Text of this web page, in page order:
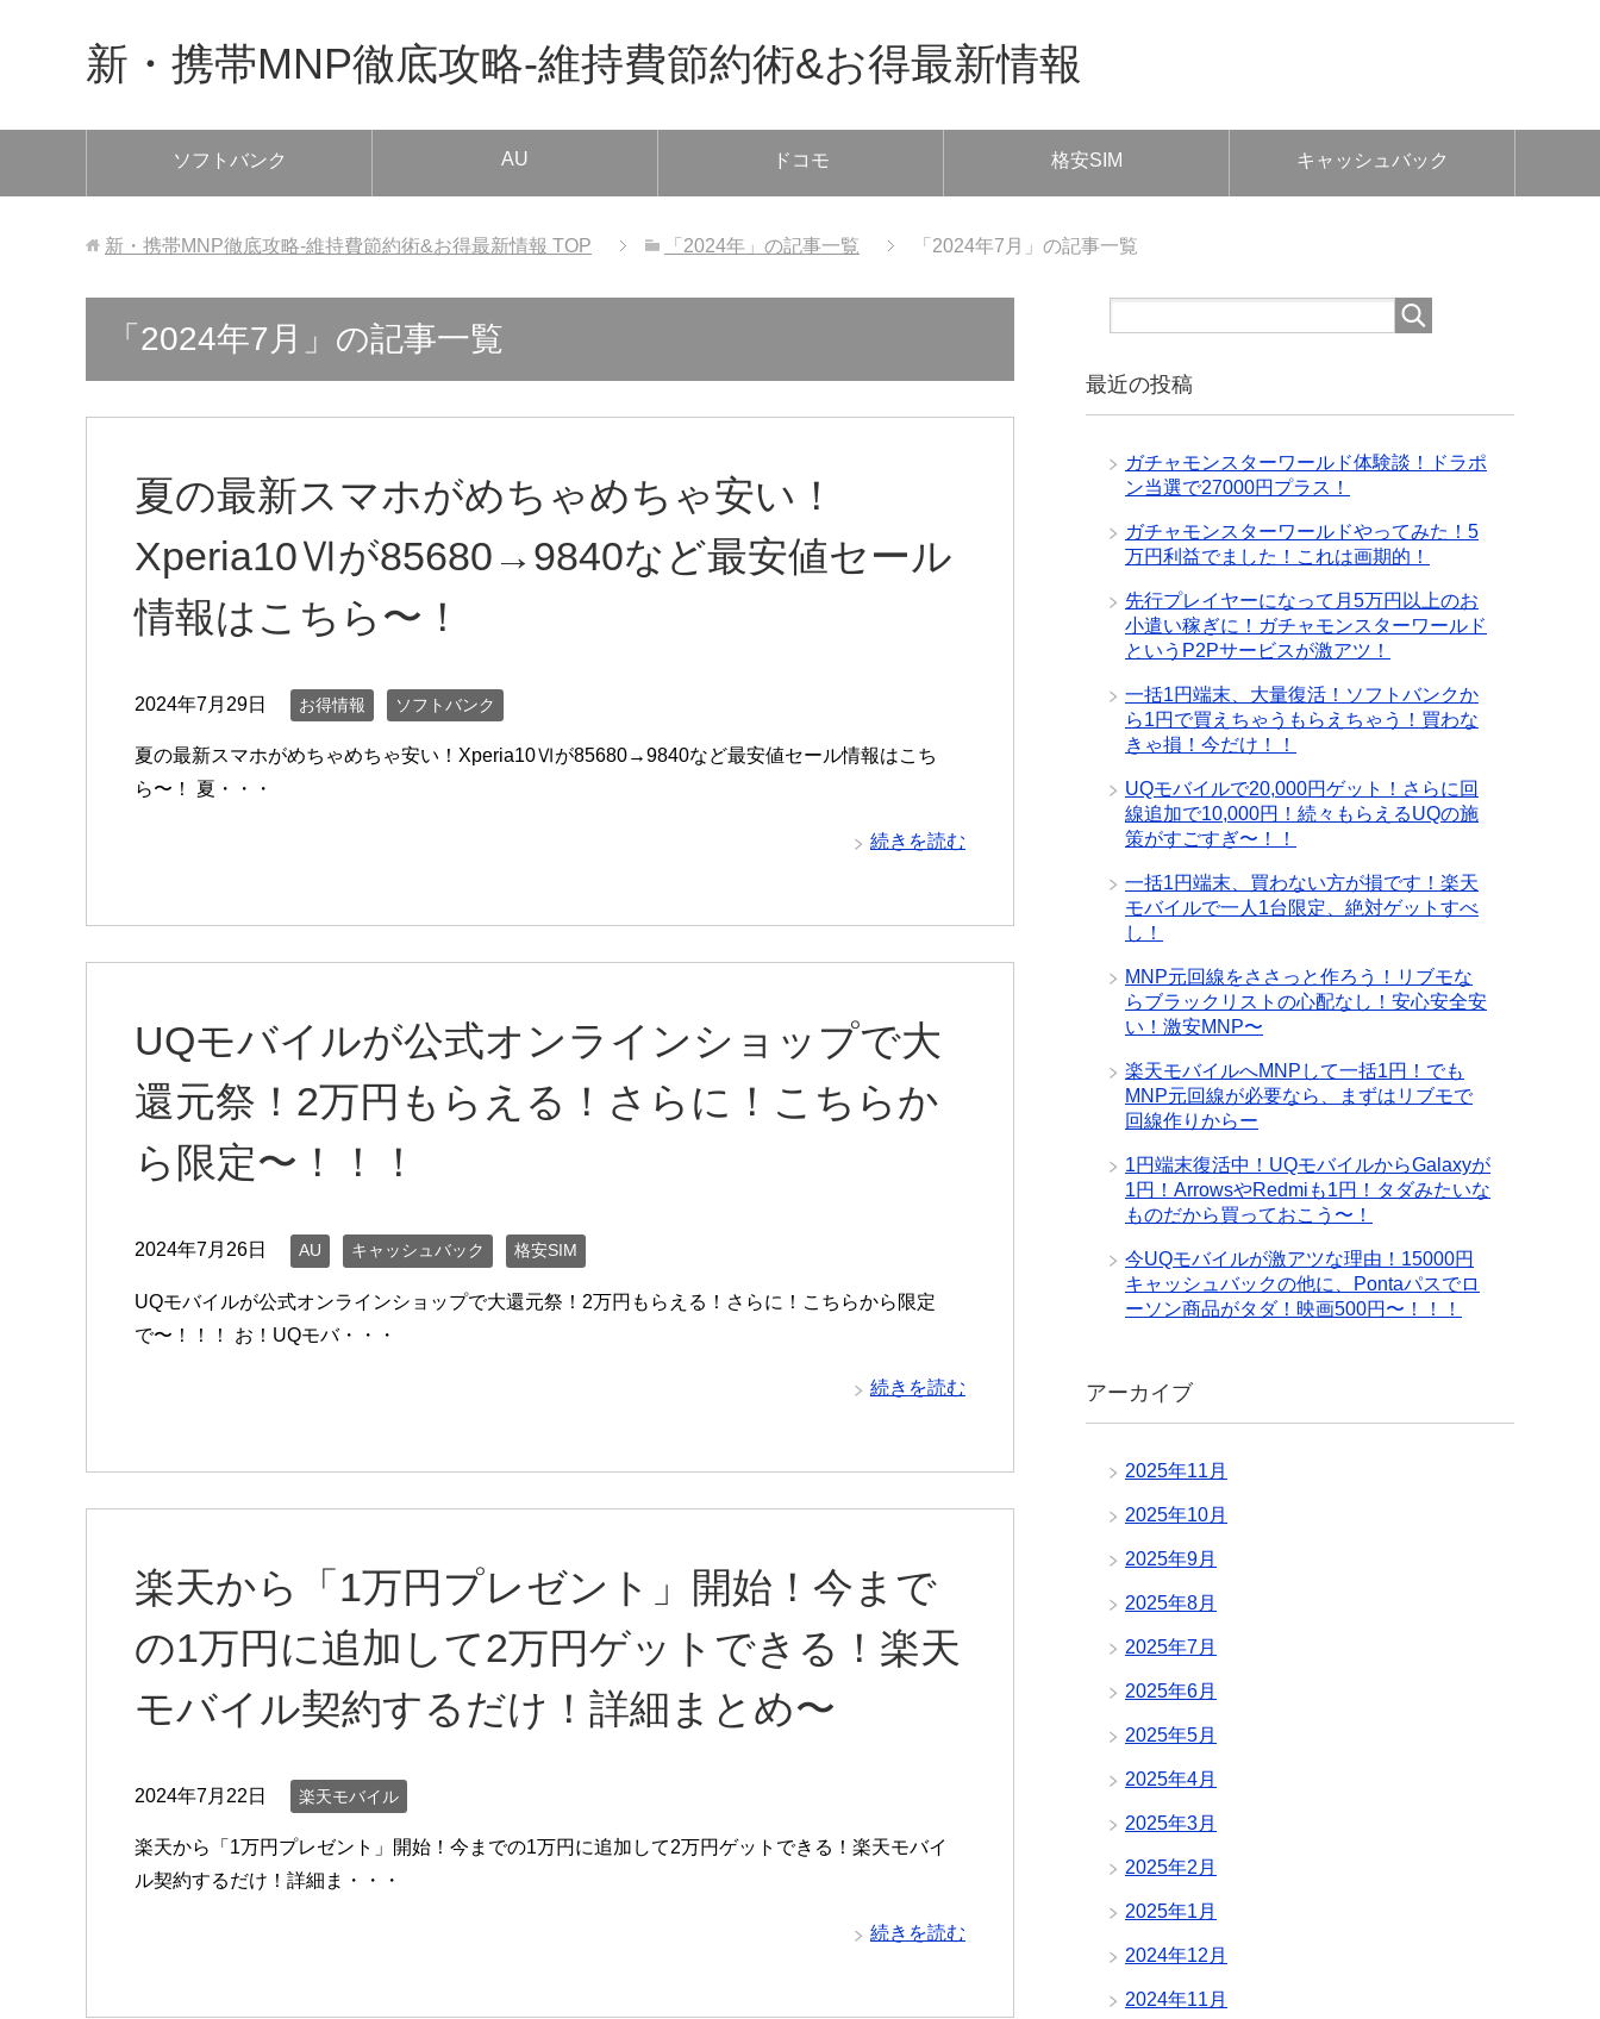
新・携帯MNP徹底攻略-維持費節約術&お得最新情報
ソフトバンク AU ドコモ 格安SIM キャッシュバック
新・携帯MNP徹底攻略-維持費節約術&お得最新情報 TOP 「2024年」の記事一覧 「2024年7月」の記事一覧
「2024年7月」の記事一覧
夏の最新スマホがめちゃめちゃ安い！
Xperia10Ⅵが85680→9840など最安値セール
情報はこちら〜！
2024年7月29日 お得情報 ソフトバンク
夏の最新スマホがめちゃめちゃ安い！Xperia10Ⅵが85680→9840など最安値セール情報はこち
ら〜！ 夏・・・
続きを読む
UQモバイルが公式オンラインショップで大
還元祭！2万円もらえる！さらに！こちらか
ら限定〜！！！
2024年7月26日 AU キャッシュバック 格安SIM
UQモバイルが公式オンラインショップで大還元祭！2万円もらえる！さらに！こちらから限定
で〜！！！ お！UQモバ・・・
続きを読む
楽天から「1万円プレゼント」開始！今まで
の1万円に追加して2万円ゲットできる！楽天
モバイル契約するだけ！詳細まとめ〜
2024年7月22日 楽天モバイル
楽天から「1万円プレゼント」開始！今までの1万円に追加して2万円ゲットできる！楽天モバイ
ル契約するだけ！詳細ま・・・
続きを読む
最近の投稿
ガチャモンスターワールド体験談！ドラポ
ン当選で27000円プラス！
ガチャモンスターワールドやってみた！5
万円利益でました！これは画期的！
先行プレイヤーになって月5万円以上のお
小遣い稼ぎに！ガチャモンスターワールド
というP2Pサービスが激アツ！
一括1円端末、大量復活！ソフトバンクか
ら1円で買えちゃうもらえちゃう！買わな
きゃ損！今だけ！！
UQモバイルで20,000円ゲット！さらに回
線追加で10,000円！続々もらえるUQの施
策がすごすぎ〜！！
一括1円端末、買わない方が損です！楽天
モバイルで一人1台限定、絶対ゲットすべ
し！
MNP元回線をささっと作ろう！リブモな
らブラックリストの心配なし！安心安全安
い！激安MNP〜
楽天モバイルへMNPして一括1円！でも
MNP元回線が必要なら、まずはリブモで
回線作りからー
1円端末復活中！UQモバイルからGalaxyが
1円！ArrowsやRedmiも1円！タダみたいな
ものだから買っておこう〜！
今UQモバイルが激アツな理由！15000円
キャッシュバックの他に、Pontaパスでロ
ーソン商品がタダ！映画500円〜！！！
アーカイブ
2025年11月
2025年10月
2025年9月
2025年8月
2025年7月
2025年6月
2025年5月
2025年4月
2025年3月
2025年2月
2025年1月
2024年12月
2024年11月